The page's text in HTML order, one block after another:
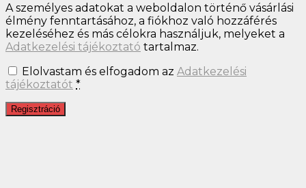
A személyes adatokat a weboldalon történő vásárlási
élmény fenntartásához, a fiókhoz való hozzáférés
kezeléséhez és más célokra használjuk, melyeket a
Adatkezelési tájékoztató tartalmaz.
Elolvastam és elfogadom az Adatkezelési
tájékoztatót *
Regisztráció